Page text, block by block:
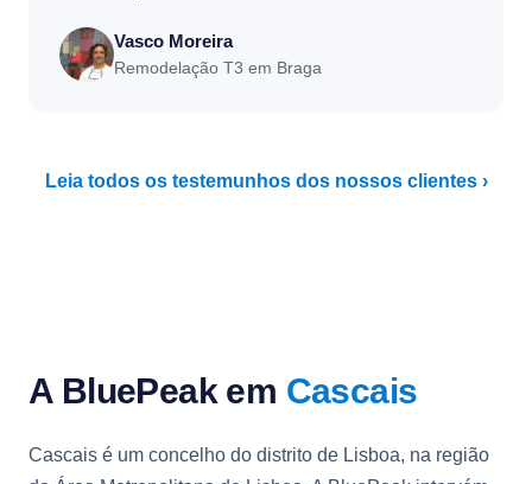
Vasco Moreira
Remodelação T3 em Braga
Leia todos os testemunhos dos nossos clientes ›
A BluePeak em Cascais
Cascais é um concelho do distrito de Lisboa, na região